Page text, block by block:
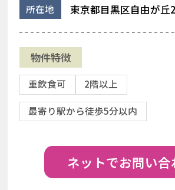
所在地 東京都目黒区自由が丘
物件特徴
重飲食可 2階以上
最寄り駅から徒歩5分以内
ネットでお問い合